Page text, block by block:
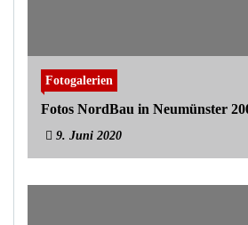
Fotogalerien
Fotos NordBau in Neumünster
9. Juni 2020